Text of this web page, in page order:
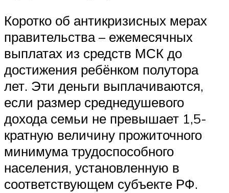
Коротко об антикризисных мерах
правительства – ежемесячных
выплатах из средств МСК до
достижения ребёнком полутора
лет. Эти деньги выплачиваются,
если размер среднедушевого
дохода семьи не превышает 1,5-
кратную величину прожиточного
минимума трудоспособного
населения, установленную в
соответствующем субъекте РФ.